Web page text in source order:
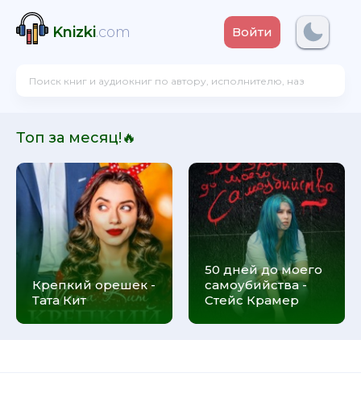
Knizki.com Войти
Топ за месяц!🔥
Крепкий орешек -
Тата Кит
50 дней до моего
самоубийства -
Стейс Крамер